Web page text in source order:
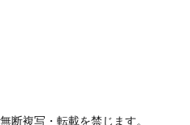
断複写・転載を禁じます。